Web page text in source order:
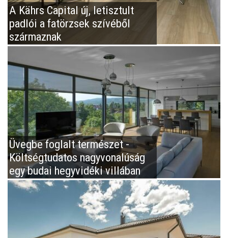
A Kährs Capital új, letisztult
padlói a fatörzsek szívéből
származnak
Üvegbe foglalt természet -
Költségtudatos nagyvonalúság
egy budai hegyvidéki villában